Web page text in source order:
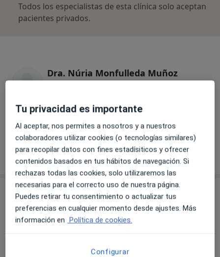
Todos los especialistas de esta clínica solo aceptan
pacientes privados.
Dra. Núria Monfulleda Muñoz
Dr. Carles Miralles Guri
Médico general
Consulta
Tu privacidad es importante
Al aceptar, nos permites a nosotros y a nuestros
colaboradores utilizar cookies (o tecnologías similares)
para recopilar datos con fines estadísiticos y ofrecer
contenidos basados en tus hábitos de navegación. Si
rechazas todas las cookies, solo utilizaremos las
necesarias para el correcto uso de nuestra página.
Puedes retirar tu consentimiento o actualizar tus
preferencias en cualquier momento desde ajustes. Más
información en Política de cookies.
Configurar